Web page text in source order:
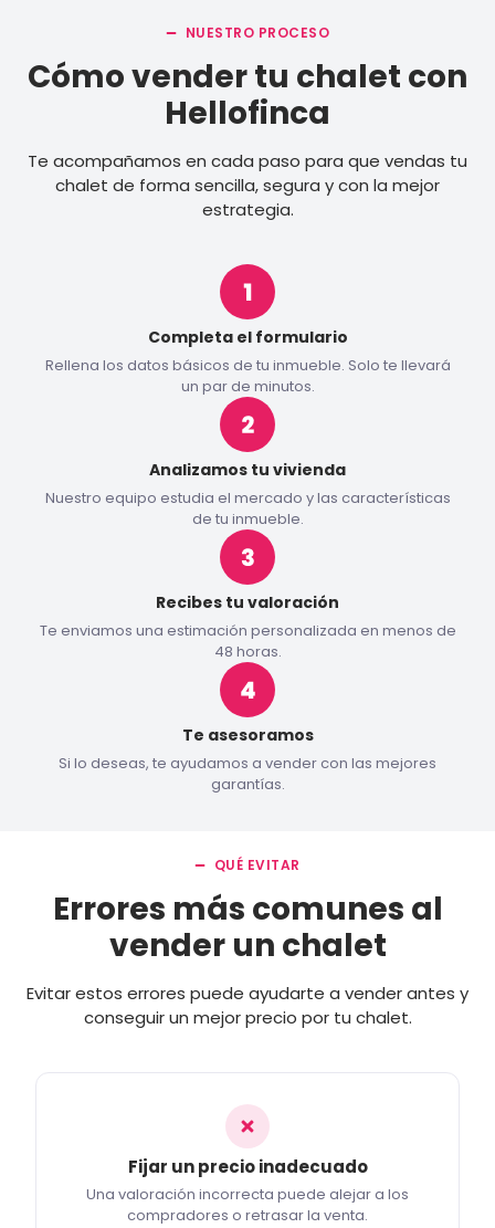
NUESTRO PROCESO
Cómo vender tu chalet con
Hellofinca
Te acompañamos en cada paso para que vendas tu
chalet de forma sencilla, segura y con la mejor
estrategia.
Completa el formulario
Rellena los datos básicos de tu inmueble. Solo te llevará
un par de minutos.
Analizamos tu vivienda
Nuestro equipo estudia el mercado y las características
de tu inmueble.
Recibes tu valoración
Te enviamos una estimación personalizada en menos de
48 horas.
Te asesoramos
Si lo deseas, te ayudamos a vender con las mejores
garantías.
QUÉ EVITAR
Errores más comunes al
vender un chalet
Evitar estos errores puede ayudarte a vender antes y
conseguir un mejor precio por tu chalet.
Fijar un precio inadecuado
Una valoración incorrecta puede alejar a los
compradores o retrasar la venta.